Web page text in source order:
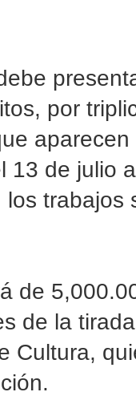
por
13 de julio
trabajos
de
de la
Cultura,